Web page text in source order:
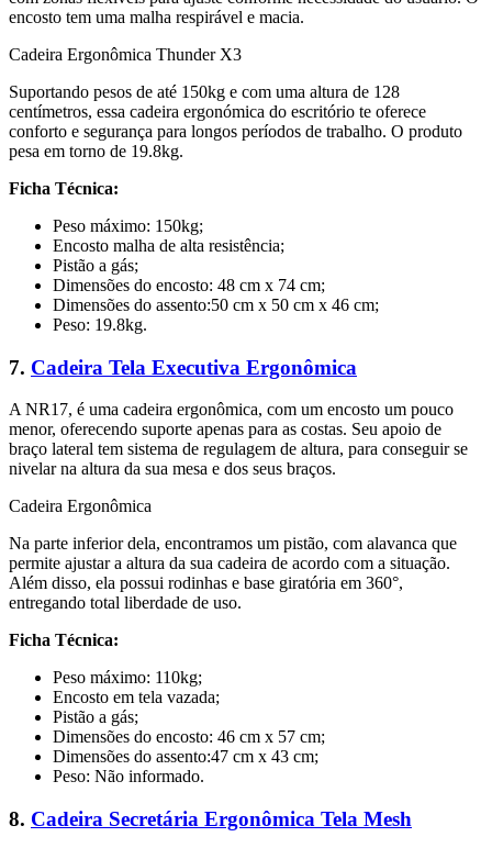
encosto tem uma malha respirável e macia.
Cadeira Ergonômica Thunder X3
Suportando pesos de até 150kg e com uma altura de 128
centímetros, essa cadeira ergonómica do escritório te oferece
conforto e segurança para longos períodos de trabalho. O produto
pesa em torno de 19.8kg.
Ficha Técnica:
Peso máximo: 150kg;
Encosto malha de alta resistência;
Pistão a gás;
Dimensões do encosto: 48 cm x 74 cm;
Dimensões do assento:50 cm x 50 cm x 46 cm;
Peso: 19.8kg.
7. Cadeira Tela Executiva Ergonômica
A NR17, é uma cadeira ergonômica, com um encosto um pouco
menor, oferecendo suporte apenas para as costas. Seu apoio de
braço lateral tem sistema de regulagem de altura, para conseguir se
nivelar na altura da sua mesa e dos seus braços.
Cadeira Ergonômica
Na parte inferior dela, encontramos um pistão, com alavanca que
permite ajustar a altura da sua cadeira de acordo com a situação.
Além disso, ela possui rodinhas e base giratória em 360°,
entregando total liberdade de uso.
Ficha Técnica:
Peso máximo: 110kg;
Encosto em tela vazada;
Pistão a gás;
Dimensões do encosto: 46 cm x 57 cm;
Dimensões do assento:47 cm x 43 cm;
Peso: Não informado.
8. Cadeira Secretária Ergonômica Tela Mesh